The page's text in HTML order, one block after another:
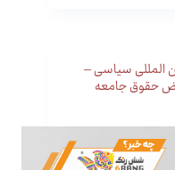
المللی سیاسی –
حقوق جامعه